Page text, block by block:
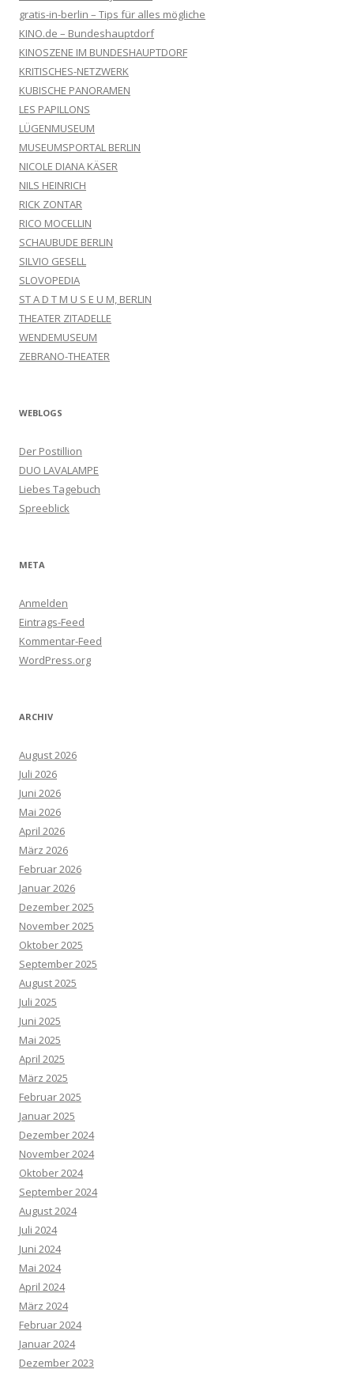
gratis-in-berlin – Tips für alles mögliche
KINO.de – Bundeshauptdorf
KINOSZENE IM BUNDESHAUPTDORF
KRITISCHES-NETZWERK
KUBISCHE PANORAMEN
LES PAPILLONS
LÜGENMUSEUM
MUSEUMSPORTAL BERLIN
NICOLE DIANA KÄSER
NILS HEINRICH
RICK ZONTAR
RICO MOCELLIN
SCHAUBUDE BERLIN
SILVIO GESELL
SLOVOPEDIA
ST A D T M U S E U M, BERLIN
THEATER ZITADELLE
WENDEMUSEUM
ZEBRANO-THEATER
WEBLOGS
Der Postillion
DUO LAVALAMPE
Liebes Tagebuch
Spreeblick
META
Anmelden
Eintrags-Feed
Kommentar-Feed
WordPress.org
ARCHIV
August 2026
Juli 2026
Juni 2026
Mai 2026
April 2026
März 2026
Februar 2026
Januar 2026
Dezember 2025
November 2025
Oktober 2025
September 2025
August 2025
Juli 2025
Juni 2025
Mai 2025
April 2025
März 2025
Februar 2025
Januar 2025
Dezember 2024
November 2024
Oktober 2024
September 2024
August 2024
Juli 2024
Juni 2024
Mai 2024
April 2024
März 2024
Februar 2024
Januar 2024
Dezember 2023